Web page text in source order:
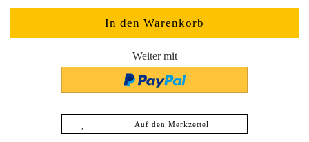
Weiter mit
Auf den Merkzettel